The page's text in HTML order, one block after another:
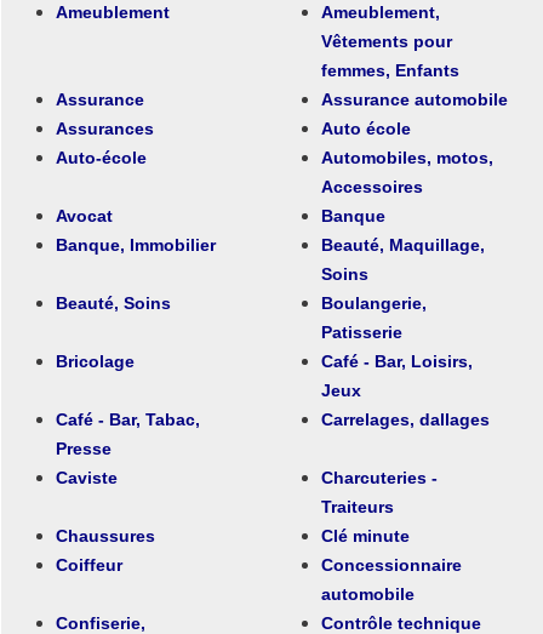
Ameublement
Ameublement,
Vêtements pour
femmes, Enfants
Assurance
Assurance automobile
Assurances
Auto école
Auto-école
Automobiles, motos,
Accessoires
Avocat
Banque
Banque, Immobilier
Beauté, Maquillage,
Soins
Beauté, Soins
Boulangerie,
Patisserie
Bricolage
Café - Bar, Loisirs,
Jeux
Café - Bar, Tabac,
Presse
Carrelages, dallages
Caviste
Charcuteries -
Traiteurs
Chaussures
Clé minute
Coiffeur
Concessionnaire
automobile
Confiserie,
Contrôle technique